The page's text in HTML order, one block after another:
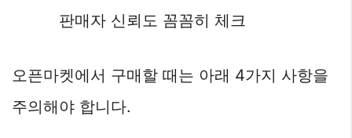
판매자 신뢰도 꼼꼼히 체크
오픈마켓에서 구매할 때는 아래 4가지 사항을
주의해야 합니다.